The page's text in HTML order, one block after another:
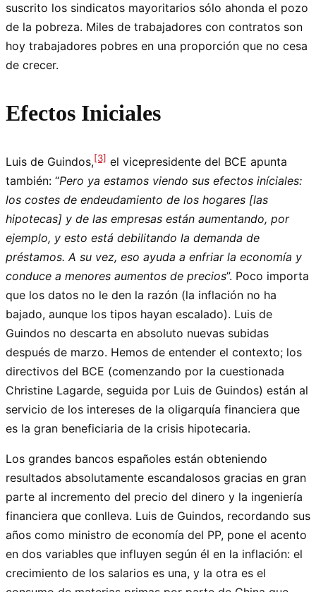
suscrito los sindicatos mayoritarios sólo ahonda el pozo
de la pobreza. Miles de trabajadores con contratos son
hoy trabajadores pobres en una proporción que no cesa
de crecer.
Efectos Iniciales
Luis de Guindos,[3] el vicepresidente del BCE apunta
también: “Pero ya estamos viendo sus efectos iníciales:
los costes de endeudamiento de los hogares [las
hipotecas] y de las empresas están aumentando, por
ejemplo, y esto está debilitando la demanda de
préstamos. A su vez, eso ayuda a enfriar la economía y
conduce a menores aumentos de precios”. Poco importa
que los datos no le den la razón (la inflación no ha
bajado, aunque los tipos hayan escalado). Luis de
Guindos no descarta en absoluto nuevas subidas
después de marzo. Hemos de entender el contexto; los
directivos del BCE (comenzando por la cuestionada
Christine Lagarde, seguida por Luis de Guindos) están al
servicio de los intereses de la oligarquía financiera que
es la gran beneficiaria de la crisis hipotecaria.
Los grandes bancos españoles están obteniendo
resultados absolutamente escandalosos gracias en gran
parte al incremento del precio del dinero y la ingeniería
financiera que conlleva. Luis de Guindos, recordando sus
años como ministro de economía del PP, pone el acento
en dos variables que influyen según él en la inflación: el
crecimiento de los salarios es una, y la otra es el